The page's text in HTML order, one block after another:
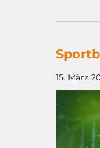
15. März